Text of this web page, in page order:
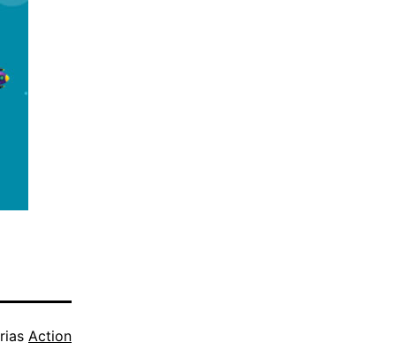
Action